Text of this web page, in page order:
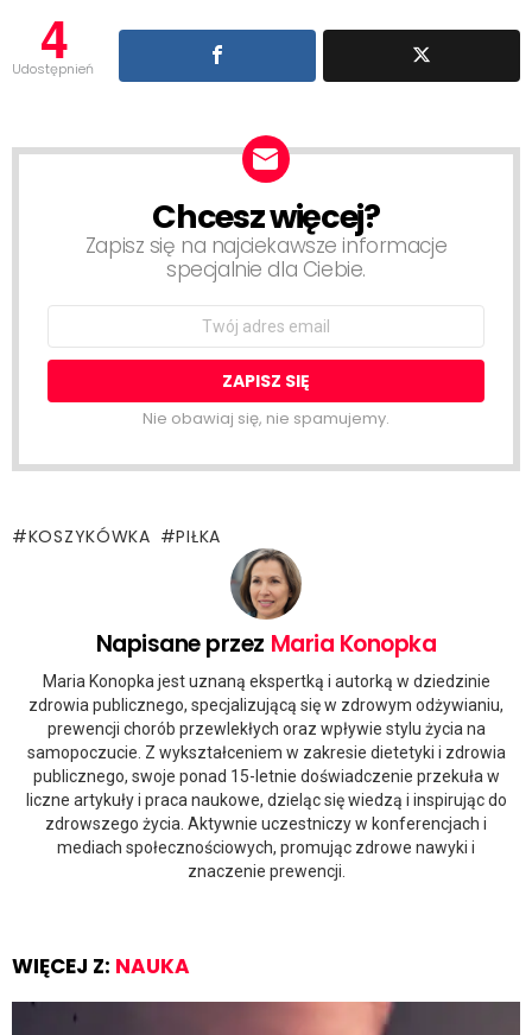
4
Udostępnień
NEWSLETTERChcesz więcej?
Zapisz się na najciekawsze informacje
specjalnie dla Ciebie.
Nie obawiaj się, nie spamujemy.
KOSZYKÓWKA PIŁKA
Napisane przez Maria Konopka
Maria Konopka jest uznaną ekspertką i autorką w dziedzinie
zdrowia publicznego, specjalizującą się w zdrowym odżywianiu,
prewencji chorób przewlekłych oraz wpływie stylu życia na
samopoczucie. Z wykształceniem w zakresie dietetyki i zdrowia
publicznego, swoje ponad 15-letnie doświadczenie przekuła w
liczne artykuły i praca naukowe, dzieląc się wiedzą i inspirując do
zdrowszego życia. Aktywnie uczestniczy w konferencjach i
mediach społecznościowych, promując zdrowe nawyki i
znaczenie prewencji.
WIĘCEJ Z: NAUKA